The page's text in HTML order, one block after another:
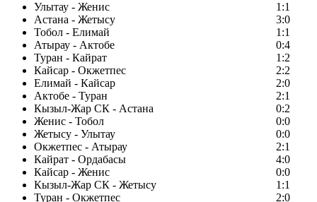
Улытау - Женис
1:1
Астана - Жетысу
3:0
Тобол - Елимай
1:1
Атырау - Актобе
0:4
Туран - Кайрат
1:2
Кайсар - Окжетпес
2:2
Елимай - Кайсар
2:0
Актобе - Туран
2:1
Кызыл-Жар СК - Астана
0:2
Женис - Тобол
0:0
Жетысу - Улытау
0:0
Окжетпес - Атырау
2:1
Кайрат - Ордабасы
4:0
Кайсар - Женис
0:0
Кызыл-Жар СК - Жетысу
1:1
Туран - Окжетпес
2:0